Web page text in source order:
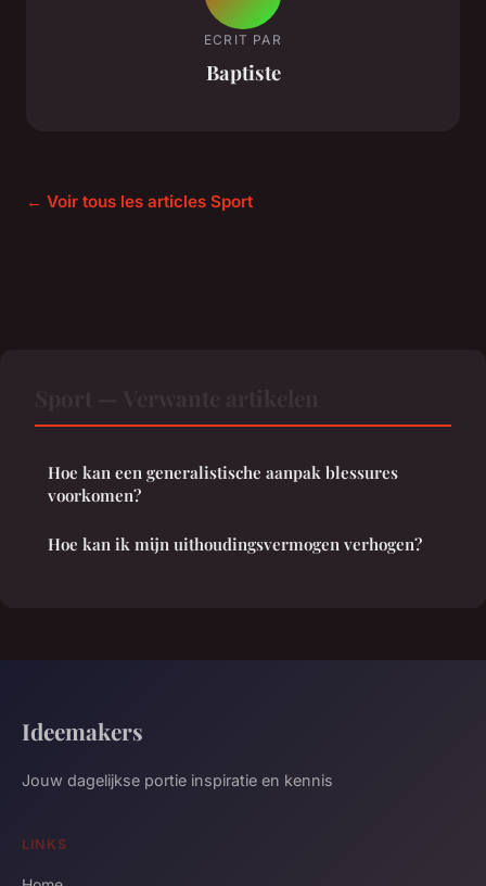
ECRIT PAR
Baptiste
← Voir tous les articles Sport
Hoe kan een generalistische aanpak blessures
voorkomen?
Hoe kan ik mijn uithoudingsvermogen verhogen?
Ideemakers
Jouw dagelijkse portie inspiratie en kennis
LINKS